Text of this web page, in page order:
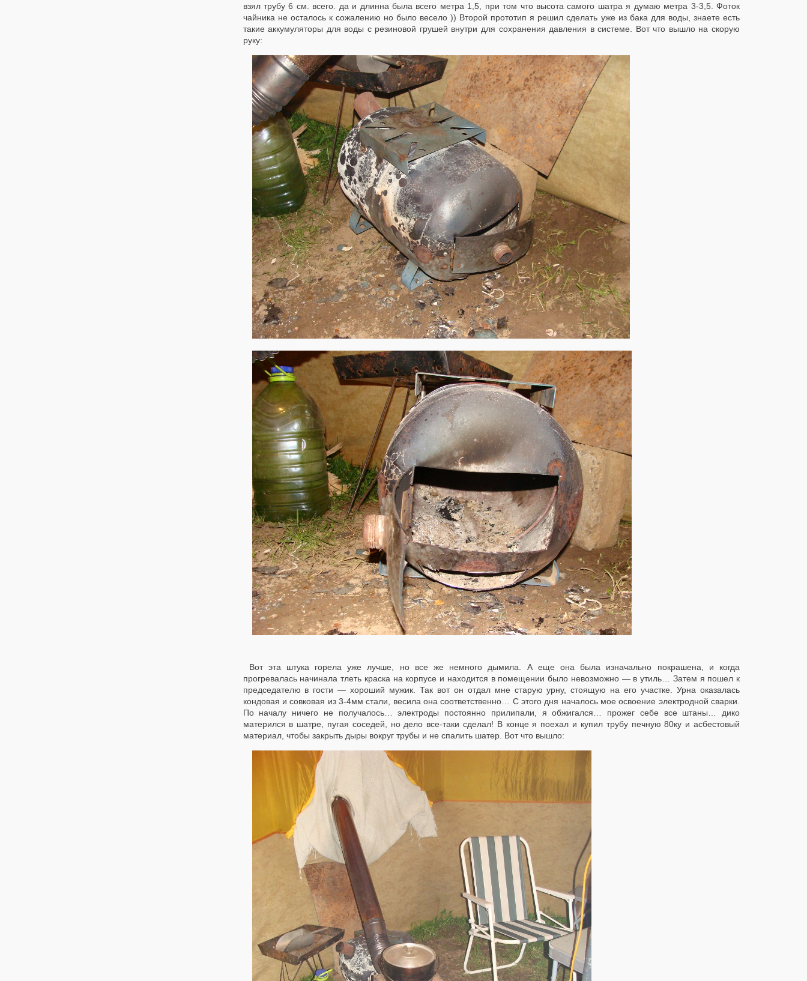
взял трубу 6 см. всего. да и длинна была всего метра 1,5, при том что высота самого шатра я думаю метра 3-3,5. Фоток
чайника не осталось к сожалению но было весело )) Второй прототип я решил сделать уже из бака для воды, знаете есть
такие аккумуляторы для воды с резиновой грушей внутри для сохранения давления в системе. Вот что вышло на скорую
руку:
Вот эта штука горела уже лучше, но все же немного дымила. А еще она была изначально покрашена, и когда
прогревалась начинала тлеть краска на корпусе и находится в помещении было невозможно — в утиль… Затем я пошел к
председателю в гости — хороший мужик. Так вот он отдал мне старую урну, стоящую на его участке. Урна оказалась
кондовая и совковая из 3-4мм стали, весила она соответственно… С этого дня началось мое освоение электродной сварки.
По началу ничего не получалось… электроды постоянно прилипали, я обжигался… прожег себе все штаны… дико
матерился в шатре, пугая соседей, но дело все-таки сделал! В конце я поехал и купил трубу печную 80ку и асбестовый
материал, чтобы закрыть дыры вокруг трубы и не спалить шатер. Вот что вышло: